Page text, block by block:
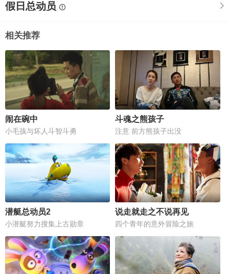
假日总动员
相关推荐
闹在碗中
小毛孩与坏人斗智斗勇
斗魂之熊孩子
注意 前方熊孩子出没
潜艇总动员2
小潜艇努力搜集上古勋章
说走就走之不说再见
四个青年的意外冒险之旅